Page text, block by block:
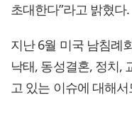
초대한다”라고 밝혔다.
지난 6월 미국 남침례
낙태, 동성결혼, 정치,
고 있는 이슈에 대해